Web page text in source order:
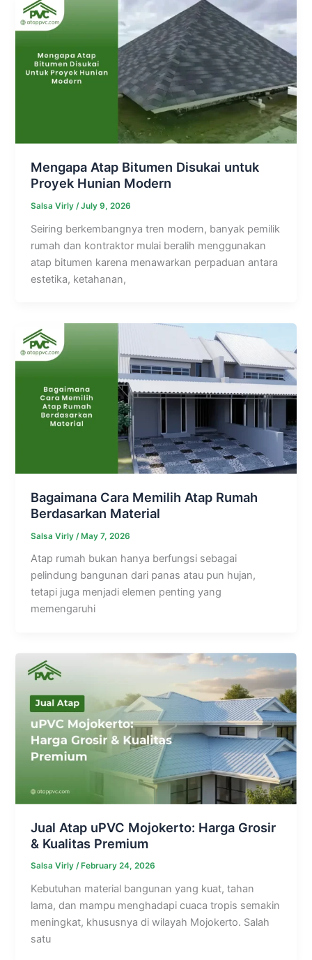
Mengapa Atap Bitumen Disukai untuk
Proyek Hunian Modern
Salsa Virly /July 9, 2026
Seiring berkembangnya tren modern, banyak pemilik
rumah dan kontraktor mulai beralih menggunakan
atap bitumen karena menawarkan perpaduan antara
estetika, ketahanan,
Bagaimana Cara Memilih Atap Rumah
Berdasarkan Material
Salsa Virly /May 7, 2026
Atap rumah bukan hanya berfungsi sebagai
pelindung bangunan dari panas atau pun hujan,
tetapi juga menjadi elemen penting yang
memengaruhi
Jual Atap uPVC Mojokerto: Harga Grosir
& Kualitas Premium
Salsa Virly/ February 24, 2026
Kebutuhan material bangunan yang kuat, tahan
lama, dan mampu menghadapi cuaca tropis semakin
meningkat, khususnya di wilayah Mojokerto. Salah
satu